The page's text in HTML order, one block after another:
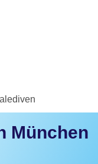
München